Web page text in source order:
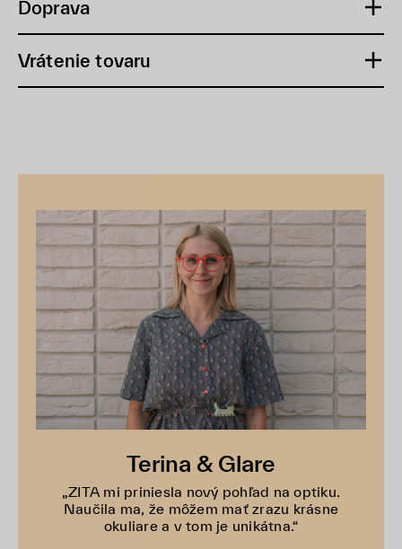
Doprava
Vrátenie tovaru
Terina & Glare
„ZITA mi priniesla nový pohľad na optiku.
Naučila ma, že môžem mať zrazu krásne
okuliare a v tom je unikátna.“